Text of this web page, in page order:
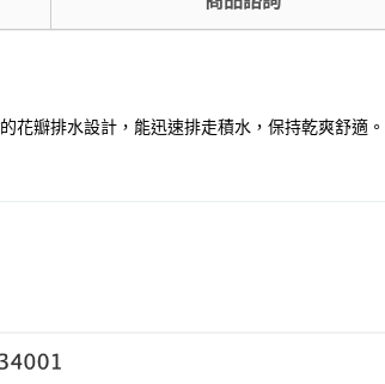
瓣排水設計，能迅速排走積水，保持乾爽舒適